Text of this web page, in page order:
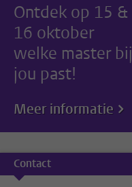
Ontdek op 15 &
16 oktober
welke master bij
jou past!
Meer informatie
Contact